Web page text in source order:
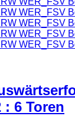
6 Toren